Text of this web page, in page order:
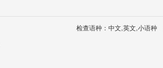
检查语种：中文,英文,小语种